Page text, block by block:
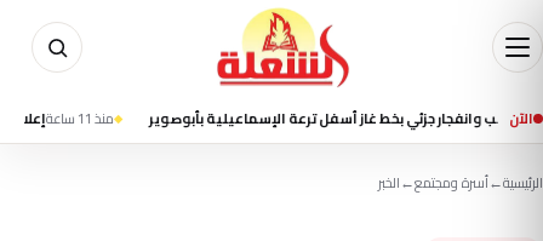
الآن جزئي بخط غاز أسفل ترعة الإسماعيلية بأبوصوير منذ 11 ساعة إعلام إيراني
الرئيسية←أسرة ومجتمع←الخبر